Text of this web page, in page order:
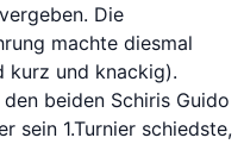
Die
machte diesmal
kurz und knackig).
beiden Schiris Guido
sein 1.Turnier schiedste,